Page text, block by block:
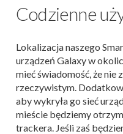
Codzienne
Lokalizacja naszego
urządzeń Galaxy w
mieć świadomość, że nie
rzeczywistym.
aby wykryła go sieć
mieście będziemy
trackera. Jeśli zaś